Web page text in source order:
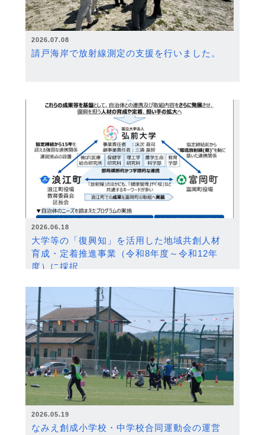
2026.07.08
請戸海岸で放射線測定の支援を行いました。
2026.06.18
大学等の「復興知」を活用した地域共創人材
育成・定着推進事業（令和8年度～令和12年
度）に採択
2026.05.19
なみえ創成小学校・中学校合同運動会の運営